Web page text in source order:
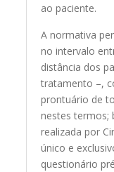
ao paciente.
A normativa
no intervalo
distância dos
tratamento –,
prontuário de
nestes termos;
realizada por
único e
questionário